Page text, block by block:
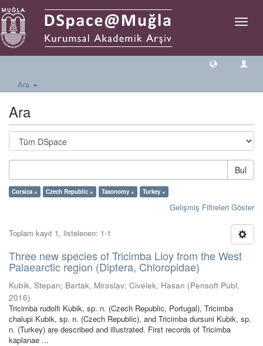
Geçiş
Ara
Ara
Bul
Corsica × Czech Republic × Taxonomy × Turkey ×
Gelişmiş Filtreleri Göster
Toplam kayıt 1, listelenen: 1-1
Three new species of Tricimba Lioy from the West
Palaearctic region (Diptera, Chloropidae)
Kubik, Stepan; Bartak, Miroslav; Civelek, Hasan (Pensoft Publ,
2016)
Tricimba rudolfi Kubik, sp. n. (Czech Republic, Portugal), Tricimba
chalupi Kubik, sp. n. (Czech Republic), and Tricimba dursuni Kubik, sp.
n. (Turkey) are described and illustrated. First records of Tricimba
kaplanae ...